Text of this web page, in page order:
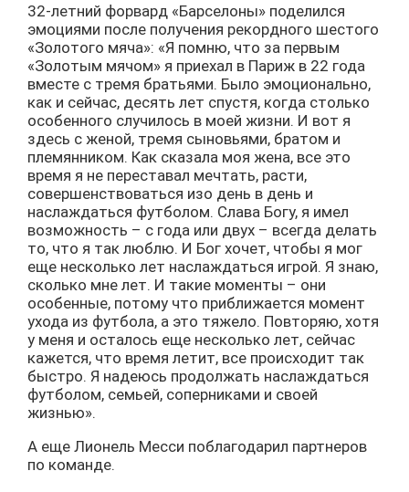
32-летний форвард «Барселоны» поделился
эмоциями после получения рекордного шестого
«Золотого мяча»: «Я помню, что за первым
«Золотым мячом» я приехал в Париж в 22 года
вместе с тремя братьями. Было эмоционально,
как и сейчас, десять лет спустя, когда столько
особенного случилось в моей жизни. И вот я
здесь с женой, тремя сыновьями, братом и
племянником. Как сказала моя жена, все это
время я не переставал мечтать, расти,
совершенствоваться изо день в день и
наслаждаться футболом. Слава Богу, я имел
возможность – с года или двух – всегда делать
то, что я так люблю. И Бог хочет, чтобы я мог
еще несколько лет наслаждаться игрой. Я знаю,
сколько мне лет. И такие моменты – они
особенные, потому что приближается момент
ухода из футбола, а это тяжело. Повторяю, хотя
у меня и осталось еще несколько лет, сейчас
кажется, что время летит, все происходит так
быстро. Я надеюсь продолжать наслаждаться
футболом, семьей, соперниками и своей
жизнью».
А еще Лионель Месси поблагодарил партнеров
по команде.